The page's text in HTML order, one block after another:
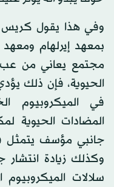
وفي هذا يقول كريس
بمعهد إيرلهام
مجتمع يعاني من
الحيوية، فإن ذلك
في الميكروبيوم
المضادات الحيوية
جانبي مؤسف يتمثل
وكذلك زيادة انتشار
سلالات